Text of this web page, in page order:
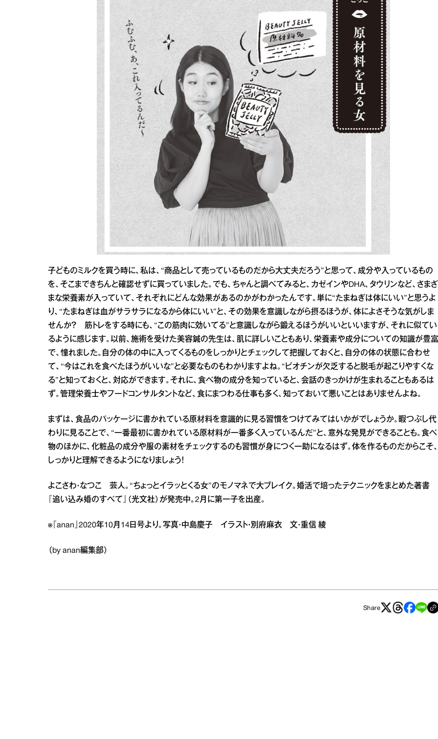
子どものミルクを買う時に、私は、“商品として売っているものだから大丈夫だろう”と思って、成分や入っているもの
を、そこまできちんと確認せずに買っていました。でも、ちゃんと調べてみると、カゼインやDHA、タウリンなど、さまざ
まな栄養素が入っていて、それぞれにどんな効果があるのかがわかったんです。単に“たまねぎは体にいい”と思うよ
り、“たまねぎは血がサラサラになるから体にいい”と、その効果を意識しながら摂るほうが、体によさそうな気がしま
せんか？ 筋トレをする時にも、“この筋肉に効いてる”と意識しながら鍛えるほうがいいといいますが、それに似てい
るように感じます。以前、施術を受けた美容鍼の先生は、肌に詳しいこともあり、栄養素や成分についての知識が豊富
で、憧れました。自分の体の中に入ってくるものをしっかりとチェックして把握しておくと、自分の体の状態に合わせ
て、“今はこれを食べたほうがいいな”と必要なものもわかりますよね。“ビオチンが欠乏すると脱毛が起こりやすくな
る”と知っておくと、対応ができます。それに、食べ物の成分を知っていると、会話のきっかけが生まれることもあるは
ず。管理栄養士やフードコンサルタントなど、食にまつわる仕事も多く、知っておいて悪いことはありませんよね。
まずは、食品のパッケージに書かれている原材料を意識的に見る習慣をつけてみてはいかがでしょうか。暇つぶし代
わりに見ることで、“一番最初に書かれている原材料が一番多く入っているんだ”と、意外な発見ができることも。食べ
物のほかに、化粧品の成分や服の素材をチェックするのも習慣が身につく一助になるはず。体を作るものだからこそ、
しっかりと理解できるようになりましょう！
よこさわ・なつこ 芸人。“ちょっとイラッとくる女”のモノマネで大ブレイク。婚活で培ったテクニックをまとめた著書
『追い込み婚のすべて』（光文社）が発売中。2月に第一子を出産。
※『anan』2020年10月14日号より。写真・中島慶子 イラスト・別府麻衣 文・重信 綾
（by anan編集部）
Share